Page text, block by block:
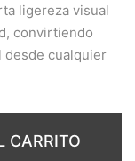
ligereza visual
convirtiendo
desde cualquier
CARRITO